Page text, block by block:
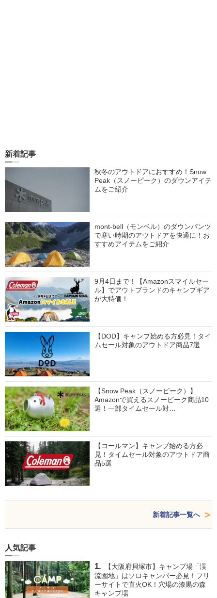
新着記事
秋冬のアウトドアにおすすめ！Snow
Peak（スノーピーク）のダウンアイテ
ムをご紹介
mont-bell（モンベル）のダウンパンツ
で寒い時期のアウトドアを快適に！お
すすめアイテムをご紹介
9月4日まで！【Amazonスマイルセー
ル】でアウトブランドのキャンプギア
が大特価！
【DOD】キャンプ始める方必見！タイ
ムセール対象のアウトドア商品7選
【Snow Peak（スノーピーク）】
Amazonで買えるスノーピーク商品10
選！一部タイムセール対…
【コールマン】キャンプ始める方必
見！タイムセール対象のアウトドア商
品5選
新着記事一覧へ
人気記事
【大阪府貝塚市】キャンプ場「渓
流園地」はソロキャンパー必見！フリ
ーサイトで直火OK！穴場の漆黒の森
キャンプ場